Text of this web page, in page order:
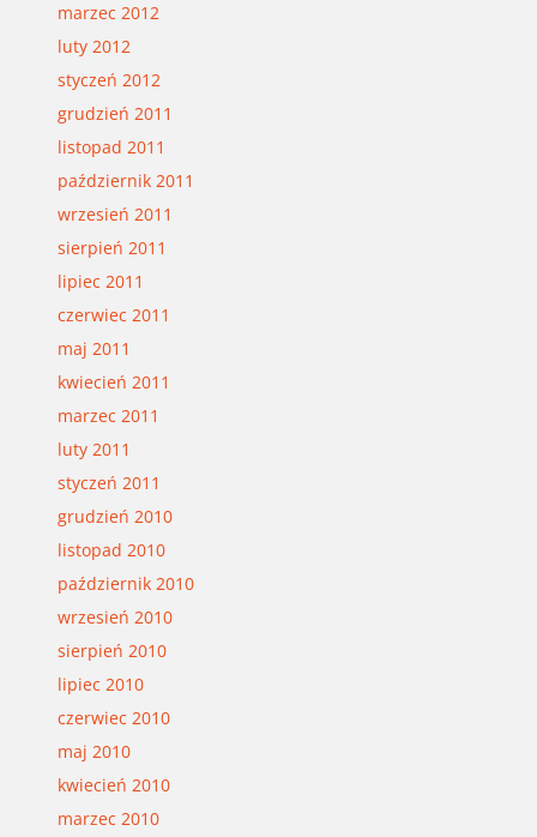
marzec 2012
luty 2012
styczeń 2012
grudzień 2011
listopad 2011
październik 2011
wrzesień 2011
sierpień 2011
lipiec 2011
czerwiec 2011
maj 2011
kwiecień 2011
marzec 2011
luty 2011
styczeń 2011
grudzień 2010
listopad 2010
październik 2010
wrzesień 2010
sierpień 2010
lipiec 2010
czerwiec 2010
maj 2010
kwiecień 2010
marzec 2010